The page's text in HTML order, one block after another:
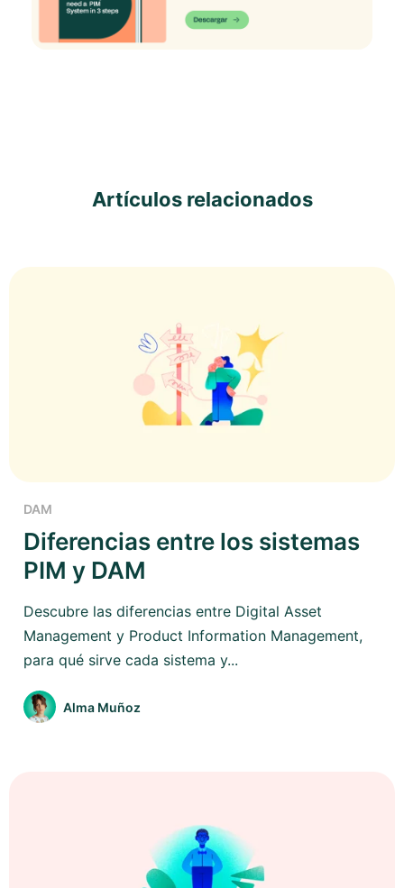
Artículos relacionados
DAM
Diferencias entre los sistemas
PIM y DAM
Descubre las diferencias entre Digital Asset
Management y Product Information Management,
para qué sirve cada sistema y...
Alma Muñoz